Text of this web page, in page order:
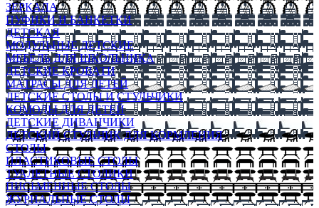
ЗЕРКАЛА
ПУФИКИ И БАНКЕТКИ
ДЕТСКАЯ
МОДУЛЬНЫЕ ДЕТСКИЕ
МЕБЕЛЬ ДЛЯ ШКОЛЬНИКА
ДЕТСКИЕ КРОВАТИ
МАТРАСЫ ДЛЯ ДЕТЕЙ
ДЕТСКИЕ СТОЛЫ И СТУЛЬЧИКИ
КОМОДЫ ДЛЯ ДЕТЕЙ
ДЕТСКИЕ ДИВАНЧИКИ
ДЕТСКИЙ СТУЛЬЧИК ДЛЯ КОРМЛЕНИЯ
СТОЛЫ
ПЛАСТИКОВЫЕ СТОЛЫ
ТУАЛЕТНЫЕ СТОЛИКИ
ПИСЬМЕННЫЕ СТОЛЫ
ЖУРНАЛЬНЫЕ СТОЛЫ